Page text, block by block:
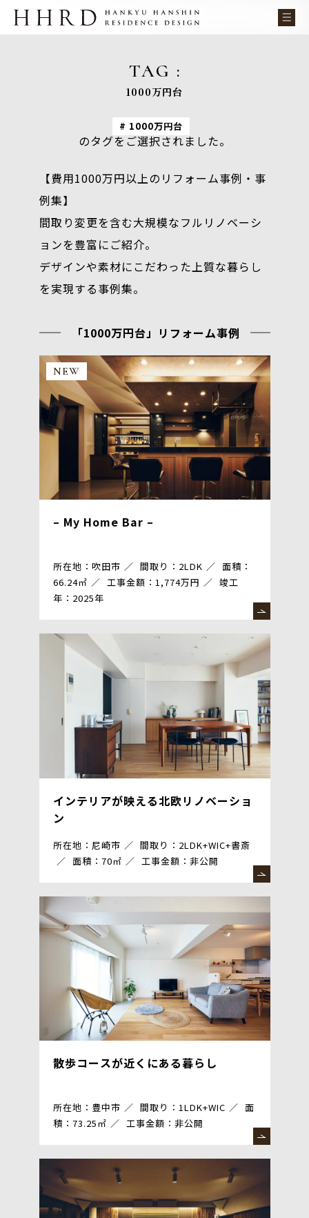
TAG :
1000万円台
1000万円台
のタグをご選択されました。
【費用1000万円以上のリフォーム事例・事
例集】
間取り変更を含む大規模なフルリノベーシ
ョンを豊富にご紹介。
デザインや素材にこだわった上質な暮らし
を実現する事例集。
「1000万円台」リフォーム事例
NEW
– My Home Bar –
所在地：吹田市 間取り：2LDK
面積：
66.24㎡
工事金額：1,774万円
竣工
年：2025年
インテリアが映える北欧リノベーショ
ン
所在地：尼崎市
間取り：2LDK+WIC+書斎
面積：70㎡
工事金額：非公開
散歩コースが近くにある暮らし
所在地：豊中市 間取り：1LDK+WIC
面
積：73.25㎡
工事金額：非公開